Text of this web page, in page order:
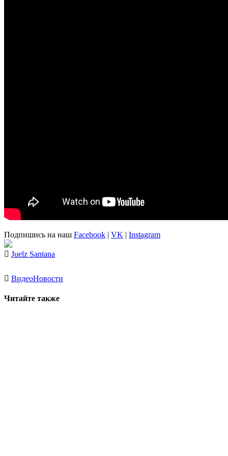
Подпишись на наш Facebook | VK | Instagram
Juelz Santana
ВидеоНовости
Читайте также